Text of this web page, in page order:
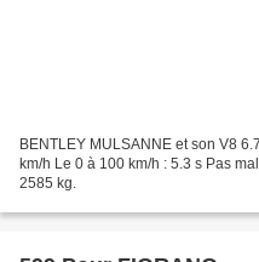
BENTLEY MULSANNE et son V8
km/h Le 0 à 100 km/h : 5.3 s Pas
2585 kg.